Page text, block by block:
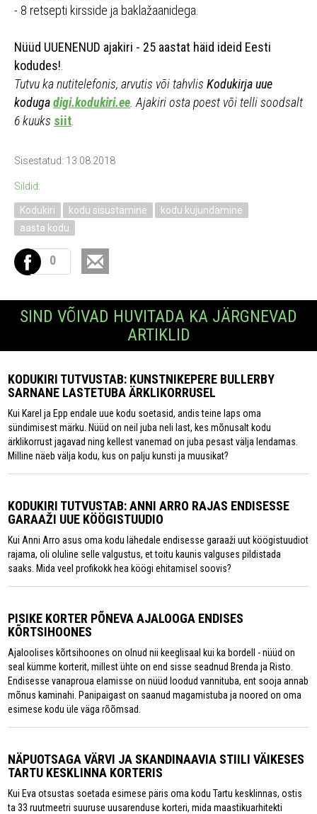
- 8 retsepti kirsside ja baklažaanidega.
Nüüd UUENENUD ajakiri - 25 aastat häid ideid Eesti
kodudes!
Tutvu ka nutitelefonis, arvutis või tahvlis Kodukirja uue
kodugadigi.kodukiri.ee . Ajakiri osta poest või telli soodsalt
6 kuuks siit
Sisestatud: 13.08.2018
Sildid:
Kodukiri kodu sisustamine
kodu kujundamine
aasta kodu
0
SIND VÕIVAD HUVITADA KA JÄRGNEVAD
ARTIKLID
KODUKIRI TUTVUSTAB: KUNSTNIKEPERE BULLERBY
SARNANE LASTETUBA ÄRKLIKORRUSEL
Kui Karel ja Epp endale uue kodu soetasid, andis teine laps oma
sündimisest märku. Nüüd on neil juba neli last, kes mõnusalt kodu
ärklikorrust jagavad ning kellest vanemad on juba pesast välja lendamas.
Milline näeb välja kodu, kus on palju kunsti ja muusikat?
KODUKIRI TUTVUSTAB: ANNI ARRO RAJAS ENDISESSE
GARAAŽI UUE KÖÖGISTUUDIO
Kui Anni Arro asus oma kodu lähedale endisesse garaaži uut köögistuudiot
rajama, oli oluline selle valgustus, et toitu kaunis valguses pildistada
saaks. Mida veel profikokk hea köögi ehitamisel soovis?
PISIKE KORTER PÕNEVA AJALOOGA ENDISES
KÕRTSIHOONES
Ajaloolises kõrtsihoones on olnud nii keeglisaal kui ka bordell - nüüd on
seal kümme korterit, millest ühte on end sisse seadnud Brenda ja Risto.
Endisesse vanaproua elamisse on nüüd loodud vannituba, ent sooja annab
mõnus kaminahi. Panipaigast on saanud magamistuba ja noored on oma
esimese kodu üle väga rõõmsad.
NÄPUOTSAGA VÄRVI JA SKANDINAAVIA STIILI VÄIKESES
TARTU KESKLINNA KORTERIS
Kui Eva otsustas soetada esimese päris oma kodu Tartu kesklinnas, ostis
ta 33 ruutmeetri suuruse uusarenduse korteri, mida maastikuarhitekti